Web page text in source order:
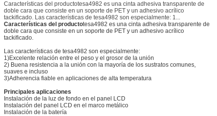
Características del productotesa4982 es una cinta adhesiva transparente de
doble cara que consiste en un soporte de PET y un adhesivo acrílico
tackificado. Las características de tesa4982 son especialmente: 1...
Características del productotesa4982 es una cinta adhesiva transparente de
doble cara que consiste en un soporte de PET y un adhesivo acrílico
tackificado.
Las características de tesa4982 son especialmente:
1)Excelente relación entre el peso y el grosor de la unión
2) Buena resistencia a la unión con la mayoría de los sustratos comunes,
suaves e incluso
3)Adherencia fiable en aplicaciones de alta temperatura
Principales aplicaciones
Instalación de la luz de fondo en el panel LCD
Instalación del panel LCD en el marco metálico
Instalación de la batería